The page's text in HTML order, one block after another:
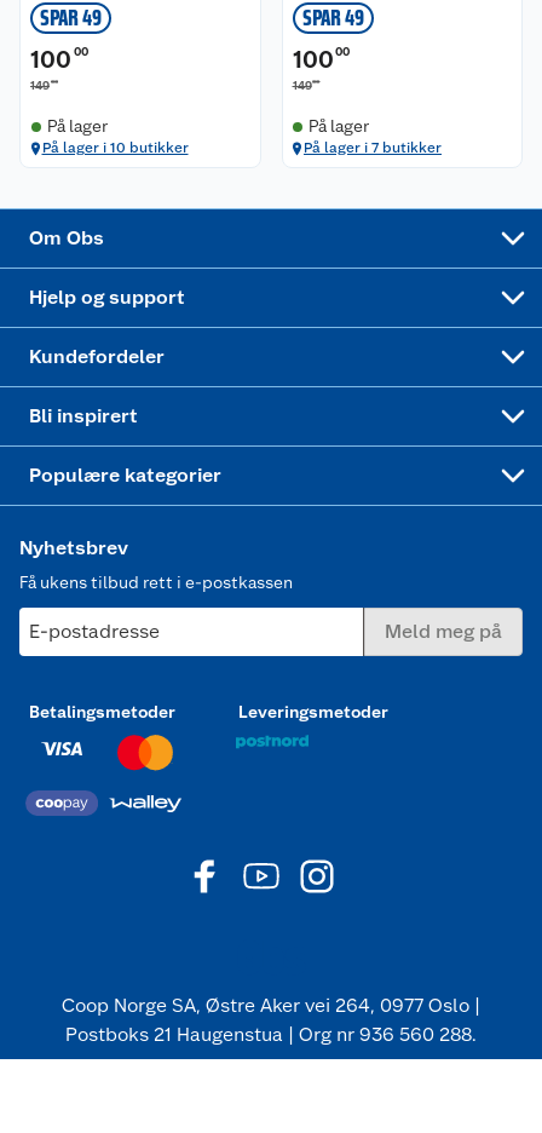
SPAR 49
100 00
14900
På lager
På lager i 10 butikker
SPAR 49
100 00
14900
På lager
På lager i 7 butikker
Om Obs
Sikkerhetsdatablad
Virksomheten
Hjelp og support
Sikkerhetsdatablad
Kundefordeler
Retur av el-avfall
Matvaregaranti
Bli inspirert
Alt til grillsesongen
Populære kategorier
Trampoline
Sykler og sykkelutstyr
Nyhetsbrev
Få ukens tilbud rett i e-postkassen
E-postadresse Meld meg på
Betalingsmetoder Leveringsmetoder
Coop Norge SA, Østre Aker vei 264, 0977 Oslo |
Postboks 21 Haugenstua | Org nr 936 560 288.